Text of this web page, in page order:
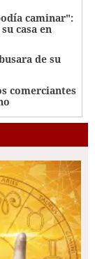
caminar":
casa en
de su
comerciantes